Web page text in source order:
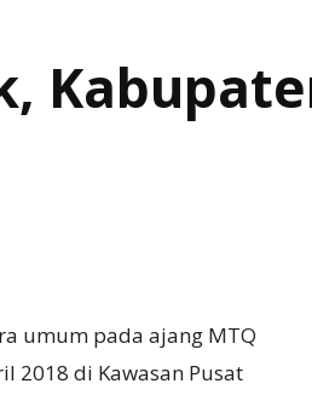
umum pada ajang MTQ
2018 di Kawasan Pusat